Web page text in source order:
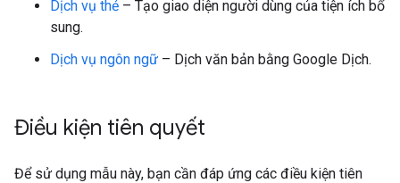
Dịch vụ thẻ – Tạo giao diện người dùng của tiện ích bổ
sung.
Dịch vụ ngôn ngữ – Dịch văn bản bằng Google Dịch.
Điều kiện tiên quyết
Để sử dụng mẫu này, bạn cần đáp ứng các điều kiện tiên